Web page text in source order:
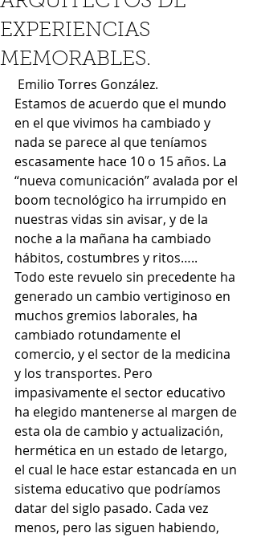
EXPERIENCIAS
MEMORABLES.
Emilio Torres González.
Estamos de acuerdo que el mundo
en el que vivimos ha cambiado y
nada se parece al que teníamos
escasamente hace 10 o 15 años. La
“nueva comunicación” avalada por el
boom tecnológico ha irrumpido en
nuestras vidas sin avisar, y de la
noche a la mañana ha cambiado
hábitos, costumbres y ritos…..
Todo este revuelo sin precedente ha
generado un cambio vertiginoso en
muchos gremios laborales, ha
cambiado rotundamente el
comercio, y el sector de la medicina
y los transportes. Pero
impasivamente el sector educativo
ha elegido mantenerse al margen de
esta ola de cambio y actualización,
hermética en un estado de letargo,
el cual le hace estar estancada en un
sistema educativo que podríamos
datar del siglo pasado. Cada vez
menos, pero las siguen habiendo,